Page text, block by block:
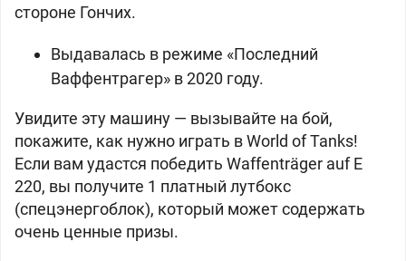
стороне Гончих.
Выдавалась в режиме «Последний
Ваффентрагер» в 2020 году.
Увидите эту машину — вызывайте на бой,
покажите, как нужно играть в World of Tanks!
Если вам удастся победить Waffenträger auf E
220, вы получите 1 платный лутбокс
(спецэнергоблок), который может содержать
очень ценные призы.